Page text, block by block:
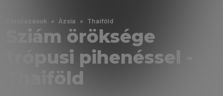
Körutazások Ázsia Thaiföld
Sziám öröksége
trópusi pihenéssel -
Thaiföld